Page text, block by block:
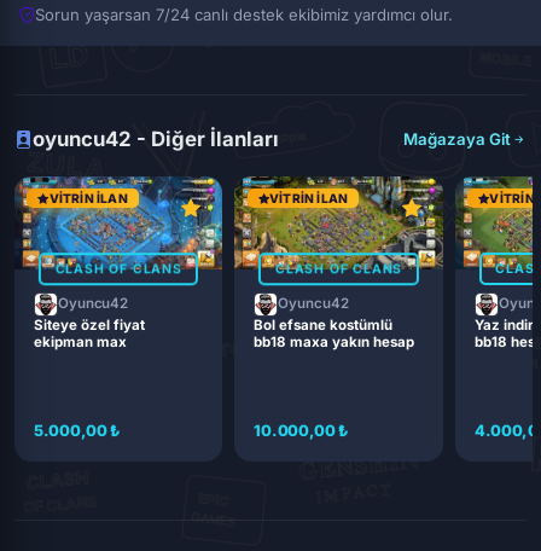
Sorun yaşarsan 7/24 canlı destek ekibimiz yardımcı olur.
oyuncu42 - Diğer İlanları Mağazaya Git
VITRIN İLAN
CLASH OF CLANS
Oyuncu42
Siteye özel fiyat
ekipman max
5.000,00 ₺
VITRIN İLAN
CLASH OF CLANS
Oyuncu42
Bol efsane kostümlü
bb18 maxa yakın hesap
10.000,00 ₺
VITRIN
Yaz
bb18